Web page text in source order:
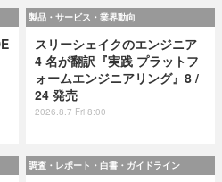
製品・サービス・業界動向
スリーシェイクのエンジニア
4 名が翻訳『実践 プラットフ
ォームエンジニアリング』8 /
24 発売
2026.8.7 Fri 8:00
調査・レポート・白書・ガイドライン